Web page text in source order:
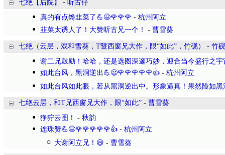
七绝【后院】 - 听古仔
真的有点馋韭菜了💪😃🌹🌹🌹 - 杭州阿立
韭菜太诱人了！大赞听古兄一个！
- 曹雪葵
七绝（云层，戏和雪葵，T暨西窗兄大作，限“如此”，竹砚） - 竹砚
谢二兄鼓励！哈哈，还是选图深邃巧妙，迎合当今盛行之宇
如此台风，黑洞逆出💪😃🌹🌹🌹🌹🌹👍 - 杭州阿立
如此台风如此眼，若从黑洞逆出中。形象逼真！果然险如黑
七绝云层，和T兄西窗兄大作，限“如此” - 曹雪葵
狰狞云图！
- 秋韵
连珠赞💪😃🌹🌹🌹🌹🌹👍 - 杭州阿立
大谢阿立兄！😃 - 曹雪葵